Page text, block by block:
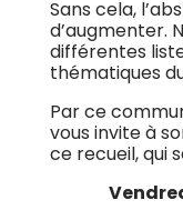
Sans cela,
d’augmenter.
différentes
thématiques
Par ce
vous invite à
ce recueil, qui